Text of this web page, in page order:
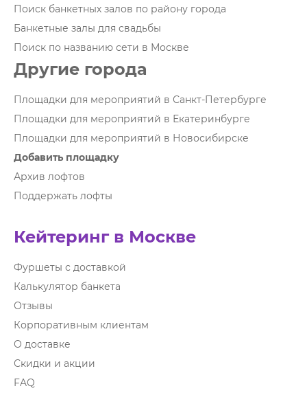
Поиск банкетных залов по району города
Банкетные залы для свадьбы
Поиск по названию сети в Москве
Другие города
Площадки для мероприятий в Санкт-Петербурге
Площадки для мероприятий в Екатеринбурге
Площадки для мероприятий в Новосибирске
Добавить площадку
Архив лофтов
Поддержать лофты
Кейтеринг в Москве
Фуршеты с доставкой
Калькулятор банкета
Отзывы
Корпоративным клиентам
О доставке
Скидки и акции
FAQ